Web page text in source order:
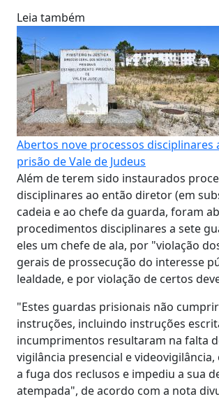
Leia também
Abertos nove processos disciplinares
prisão de Vale de Judeus
Além de terem sido instaurados
disciplinares ao então diretor (em
cadeia e ao chefe da guarda, foram
procedimentos disciplinares a sete
eles um chefe de ala, por "violação
gerais de prossecução do interesse
lealdade, e por violação de certos
"Estes guardas prisionais não
instruções, incluindo instruções
incumprimentos resultaram na falta
vigilância presencial e
a fuga dos reclusos e impediu a sua
atempada", de acordo com a nota